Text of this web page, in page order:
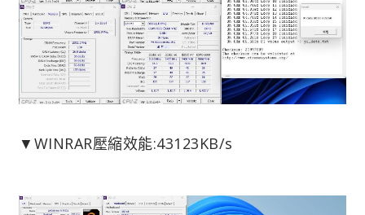
▼WINRAR壓縮效能:43123KB/s